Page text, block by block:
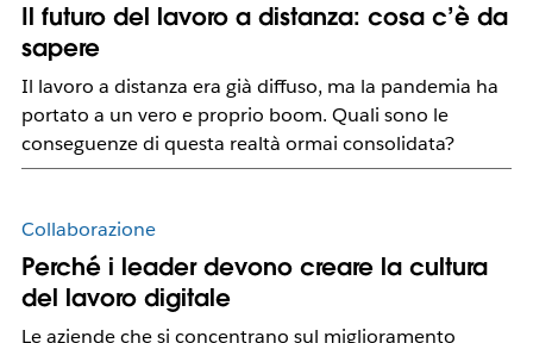
Il futuro del lavoro a distanza: cosa c’è da
sapere
Il lavoro a distanza era già diffuso, ma la pandemia ha
portato a un vero e proprio boom. Quali sono le
conseguenze di questa realtà ormai consolidata?
Collaborazione
Perché i leader devono creare la cultura
del lavoro digitale
Le aziende che si concentrano sul miglioramento